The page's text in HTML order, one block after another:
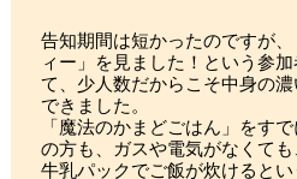
告知期間は短かったのですが
ィー」を見ました！という参
て、少人数だからこそ中身の
できました。
「魔法のかまどごはん」をす
の方も、ガスや電気がなくて
牛乳パックでご飯が炊けると